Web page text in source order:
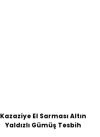
Kazaziye El Sarması Altın
Yaldızlı Gümüş Tesbih